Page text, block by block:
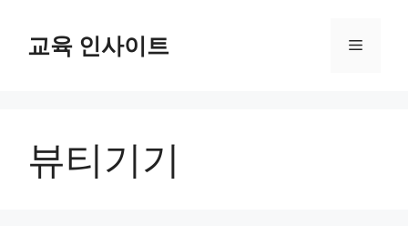
교육 인사이트 메
뷰티기기